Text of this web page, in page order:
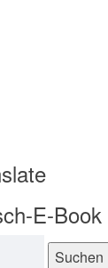
E-Book
Suchen